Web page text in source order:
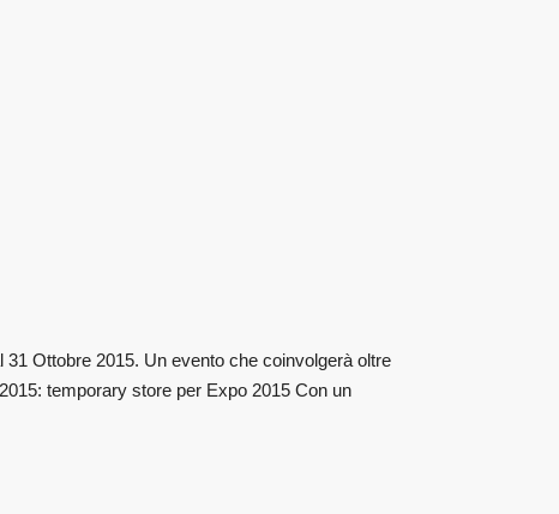
Ottobre 2015. Un evento che coinvolgerà oltre
temporary store per Expo 2015 Con un